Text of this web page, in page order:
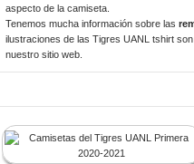
aspecto de la camiseta.
Tenemos mucha información sobre las
ilustraciones de las Tigres UANL tshirt
nuestro sitio web.